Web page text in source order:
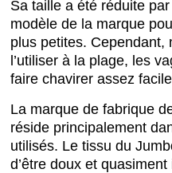
Sa taille a été réduite
modèle de la marque
plus petites. Cependant,
l’utiliser à la plage, les
faire chavirer assez
La marque de fabrique
réside principalement
utilisés. Le tissu du
d’être doux et